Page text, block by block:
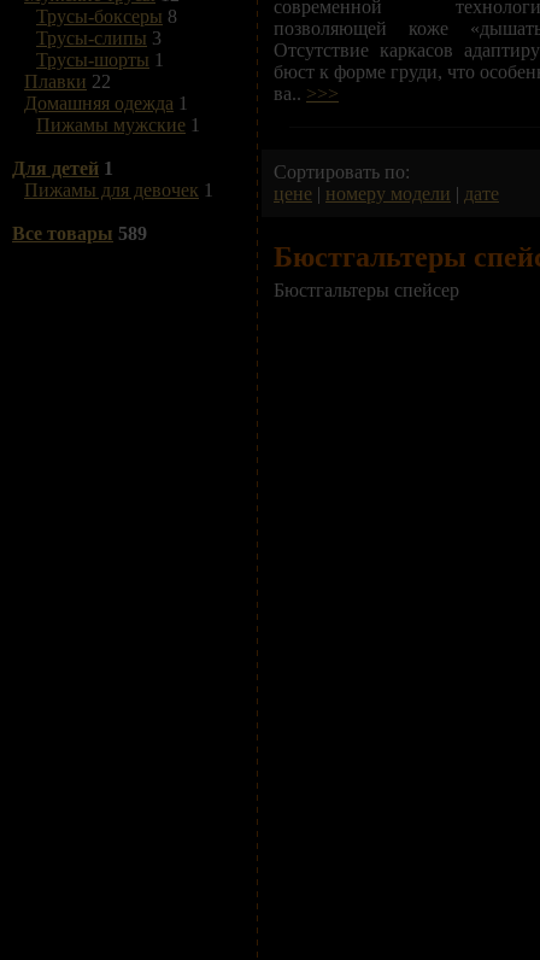
Трусы-боксеры 8
Трусы-слипы 3
Трусы-шорты 1
Плавки 22
Домашняя одежда 1
Пижамы мужские 1
Для детей 1
Пижамы для девочек 1
Все товары 589
современной
позволяющей коже
Отсутствие каркасов
бюст к форме груди, что
ва.. >>>
Сортировать по:
цене | номеру модели | дате
Бюстгальтеры
Бюстгальтеры спейсер